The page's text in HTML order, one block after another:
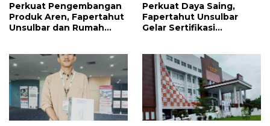
Perkuat Pengembangan
Produk Aren, Fapertahut
Unsulbar dan Rumah
Perkuat Daya Saing,
Fapertahut Unsulbar
Gelar Sertifikasi